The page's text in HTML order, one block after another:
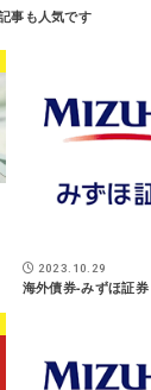
2023.10.29
海外債券-みずほ証券